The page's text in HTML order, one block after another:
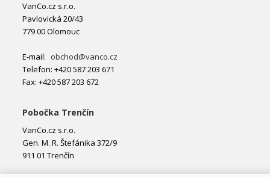
VanCo.cz s.r.o.
Pavlovická 20/43
779 00 Olomouc
E-mail: obchod@vanco.cz
Telefon: +420 587 203 671
Fax: +420 587 203 672
Pobočka Trenčín
VanCo.cz s.r.o.
Gen. M. R. Štefánika 372/9
911 01 Trenčín